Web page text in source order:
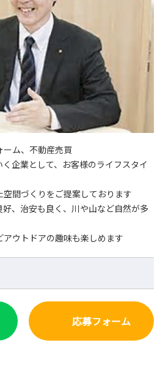
ム、不動産売買
企業として、お客様のライフスタイ
間づくりをご提案しております
、治安も良く、川や山など自然が多
ウトドアの趣味も楽しめます
応募フォーム